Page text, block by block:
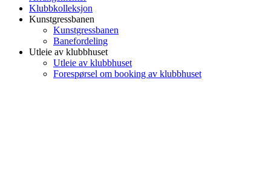
Klubbkolleksjon
Kunstgressbanen
Kunstgressbanen
Banefordeling
Utleie av klubbhuset
Utleie av klubbhuset
Forespørsel om booking av klubbhuset